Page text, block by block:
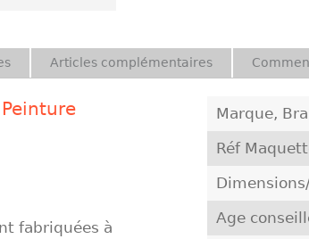
Articles complémentaires
fabriquées à
Marque,
Réf
Age